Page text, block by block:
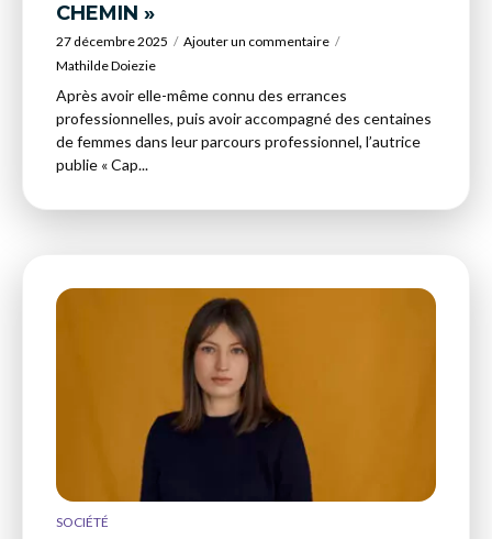
CHEMIN »
27 décembre 2025
Ajouter un commentaire
Mathilde Doiezie
Après avoir elle-même connu des errances
professionnelles, puis avoir accompagné des centaines
de femmes dans leur parcours professionnel, l’autrice
publie « Cap...
SOCIÉTÉ